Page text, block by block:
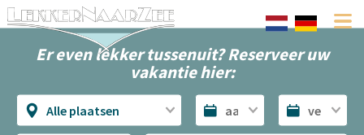
Er even lekker tussenuit? Reserveer uw
vakantie hier:
Alle plaatsen